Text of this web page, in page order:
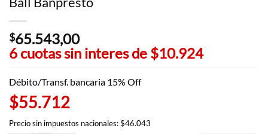
$65.543,00
6 cuotas sin interes de $10.924
Débito/Transf. bancaria 15% Off
$55.712
Precio sin impuestos nacionales: $46.043